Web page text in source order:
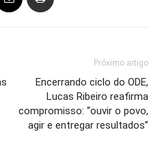
Próximo artigo
Encerrando ciclo do ODE,
Lucas Ribeiro reafirma
compromisso: “ouvir o povo,
agir e entregar resultados”